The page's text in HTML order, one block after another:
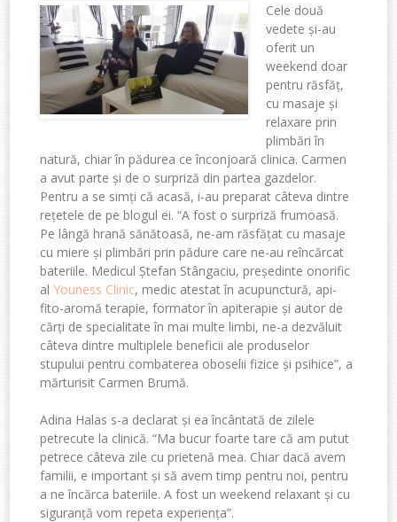
Cele două
vedete și-au
oferit un
weekend doar
pentru răsfăț,
cu masaje și
relaxare prin
plimbări în
natură, chiar în pădurea ce înconjoară clinica. Carmen
a avut parte și de o surpriză din partea gazdelor.
Pentru a se simți că acasă, i-au preparat câteva dintre
rețetele de pe blogul ei. “A fost o surpriză frumoasă.
Pe lângă hrană sănătoasă, ne-am răsfățat cu masaje
cu miere și plimbări prin pădure care ne-au reîncărcat
bateriile. Medicul Ștefan Stângaciu, președinte onorific
alYouness Clinic, medic atestat în acupunctură, api-
fito-aromă terapie, formator în apiterapie și autor de
cărți de specialitate în mai multe limbi, ne-a dezvăluit
câteva dintre multiplele beneficii ale produselor
stupului pentru combaterea oboselii fizice și psihice”, a
mărturisit Carmen Brumă.
Adina Halas s-a declarat și ea încântată de zilele
petrecute la clinică. “Ma bucur foarte tare că am putut
petrece câteva zile cu prietenă mea. Chiar dacă avem
familii, e important și să avem timp pentru noi, pentru
a ne încărca bateriile. A fost un weekend relaxant și cu
siguranță vom repeta experiența”.